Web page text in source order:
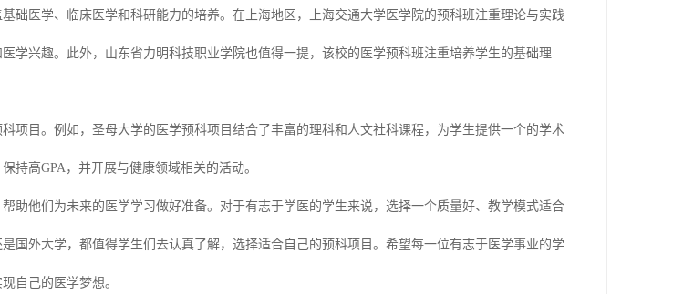
础医学、临床医学和科研能力的培养。在上海地区，上海交通大学医学院的预科班注重理论与实践
学兴趣。此外，山东省力明科技职业学院也值得一提，该校的医学预科班注重培养学生的基础理
项目。例如，圣母大学的医学预科项目结合了丰富的理科和人文社科课程，为学生提供一个的学术
持高GPA，并开展与健康领域相关的活动。
助他们为未来的医学学习做好准备。对于有志于学医的学生来说，选择一个质量好、教学模式适合
国外大学，都值得学生们去认真了解，选择适合自己的预科项目。希望每一位有志于医学事业的学
自己的医学梦想。